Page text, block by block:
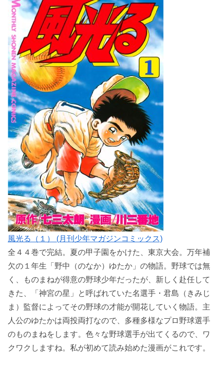
風光る（１） (月刊少年マガジンコミックス)
全４４巻で完結。夏の甲子園をかけた、東京大会。万年補
欠の１年生「野中（のなか）ゆたか」の物語。野球では無
く、ものまねが得意の野球少年だったが、新しく赴任して
きた、「神宮の星」と呼ばれていた名選手・君島（きみじ
ま）監督によってその野球の才能が開花していく物語。主
人公のゆたかは両投両打なので、多種多様なプロ野球選手
のものまねをします。色々な野球選手が出てくるので、ワ
クワクしますね。私が初めて読み始めた漫画がこれです。